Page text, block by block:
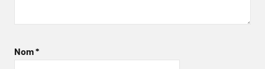
Nom*